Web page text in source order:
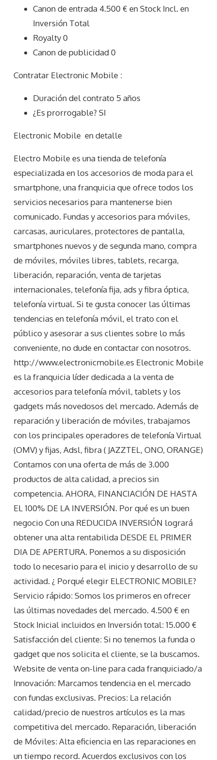
Canon de entrada 4.500 € en Stock Incl. en
Inversión Total
Royalty 0
Canon de publicidad 0
Contratar Electronic Mobile :
Duración del contrato 5 años
¿Es prorrogable? SI
Electronic Mobile en detalle
Electro Mobile es una tienda de telefonía
especializada en los accesorios de moda para el
smartphone, una franquicia que ofrece todos los
servicios necesarios para mantenerse bien
comunicado. Fundas y accesorios para móviles,
carcasas, auriculares, protectores de pantalla,
smartphones nuevos y de segunda mano, compra
de móviles, móviles libres, tablets, recarga,
liberación, reparación, venta de tarjetas
internacionales, telefonía fija, ads y fibra óptica,
telefonía virtual. Si te gusta conocer las últimas
tendencias en telefonía móvil, el trato con el
público y asesorar a sus clientes sobre lo más
conveniente, no dude en contactar con nosotros.
http://www.electronicmobile.es Electronic Mobile
es la franquicia líder dedicada a la venta de
accesorios para telefonía móvil, tablets y los
gadgets más novedosos del mercado. Además de
reparación y liberación de móviles, trabajamos
con los principales operadores de telefonía Virtual
(OMV) y fijas, Adsl, fibra ( JAZZTEL, ONO, ORANGE)
Contamos con una oferta de más de 3.000
productos de alta calidad, a precios sin
competencia. AHORA, FINANCIACIÓN DE HASTA
EL 100% DE LA INVERSIÓN. Por qué es un buen
negocio Con una REDUCIDA INVERSIÓN logrará
obtener una alta rentabilida DESDE EL PRIMER
DIA DE APERTURA. Ponemos a su disposición
todo lo necesario para el inicio y desarrollo de su
actividad. ¿ Porqué elegir ELECTRONIC MOBILE?
Servicio rápido: Somos los primeros en ofrecer
las últimas novedades del mercado. 4.500 € en
Stock Inicial incluidos en Inversión total: 15.000 €
Satisfacción del cliente: Si no tenemos la funda o
gadget que nos solicita el cliente, se la buscamos.
Website de venta on-line para cada franquiciado/a
Innovación: Marcamos tendencia en el mercado
con fundas exclusivas. Precios: La relación
calidad/precio de nuestros artículos es la mas
competitiva del mercado. Reparación, liberación
de Móviles: Alta eficiencia en las reparaciones en
un tiempo record. Acuerdos exclusivos con los